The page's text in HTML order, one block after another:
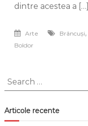
dintre acestea a […]
Arte Brâncuși,
Boldor
Search
for:
Articole recente